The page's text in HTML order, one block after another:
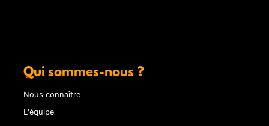
Qui sommes-nous ?
Nous connaître
L'équipe